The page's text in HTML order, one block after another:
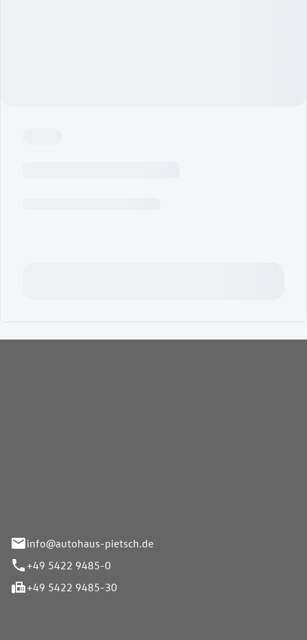
info@autohaus-pietsch.de
+49 5422 9485-0
+49 5422 9485-30